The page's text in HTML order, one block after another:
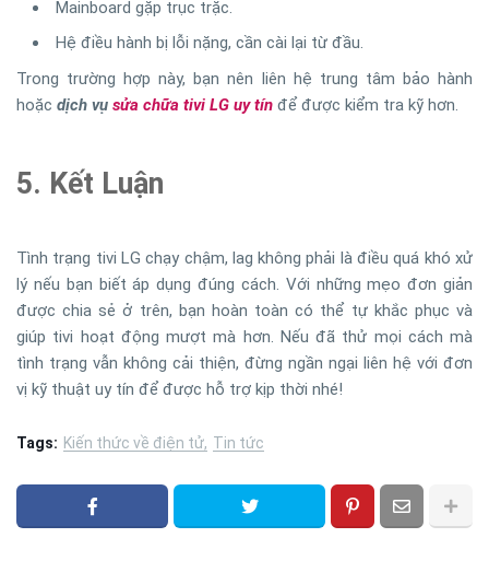
Mainboard gặp trục trặc.
Hệ điều hành bị lỗi nặng, cần cài lại từ đầu.
Trong trường hợp này, bạn nên liên hệ trung tâm bảo hành
hoặc dịch vụ sửa chữa tivi LG uy tín để được kiểm tra kỹ hơn.
5. Kết Luận
Tình trạng tivi LG chạy chậm, lag không phải là điều quá khó xử
lý nếu bạn biết áp dụng đúng cách. Với những mẹo đơn giản
được chia sẻ ở trên, bạn hoàn toàn có thể tự khắc phục và
giúp tivi hoạt động mượt mà hơn. Nếu đã thử mọi cách mà
tình trạng vẫn không cải thiện, đừng ngần ngại liên hệ với đơn
vị kỹ thuật uy tín để được hỗ trợ kịp thời nhé!
Tags: Kiến thức về điện tử Tin tức